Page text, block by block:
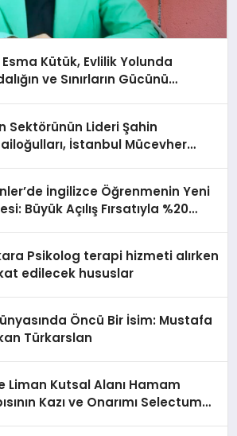
Esma Kütük, Evlilik Yolunda
ve Sınırların Gücünü
Sektörünün Lideri Şahin
İstanbul Mücevher
İngilizce Öğrenmenin Yeni
Büyük Açılış Fırsatıyla %20
Psikolog terapi hizmeti alırken
edilecek hususlar
Öncü Bir İsim: Mustafa
Türkarslan
Liman Kutsal Alanı Hamam
Kazı ve Onarımı Selectum